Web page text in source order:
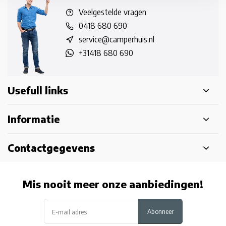
Veelgestelde vragen
0418 680 690
service@camperhuis.nl
+31418 680 690
Usefull links
Informatie
Contactgegevens
Mis nooit meer onze aanbiedingen!
Abonneer